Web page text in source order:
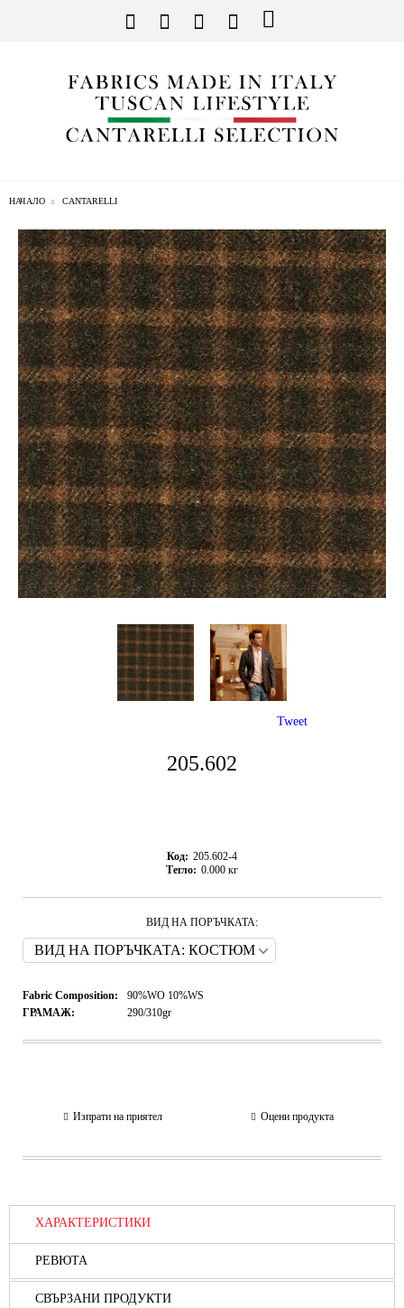
НАЧАЛО CANTARELLI
205.602
Код: 205.602-4
Тегло: 0.000 кг
ВИД НА ПОРЪЧКАТА:
Fabric Composition:
90%WO 10%WS
ГРАМАЖ:
290/310gr
Изпрати на приятел Оцени продукта
Tweet
ХАРАКТЕРИСТИКИ
РЕВЮТА
СВЪРЗАНИ ПРОДУКТИ